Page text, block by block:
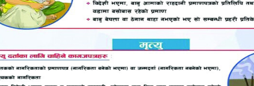
अमेरिका आन्तरिक सशक्तीकरणमा लागेको हुनाले युद्धमा
नेतृत्वको नाजी जर्मनी केन्द्रविन्दुमा रहन पुग्दा
आदि देशहरूमा कब्जा तथा आक्रमणका प्रयासहरू भए।
जागृत भइरहेको अवस्था थियो भने त्यो समयमा जापान